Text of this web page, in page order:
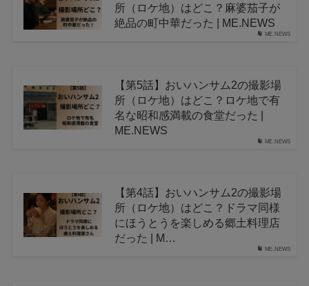
ME.NEWS
所（ロケ地）はどこ？麻婆茄子が
絶品の町中華だった | ME.NEWS
ME.NEWS
【第5話】おいハンサム2の撮影場
所（ロケ地）はどこ？ロケ地で有
名な昭和感満載の食堂だった |
ME.NEWS
ME.NEWS
【第4話】おいハンサム2の撮影場
所（ロケ地）はどこ？ドラマ同様
にほうとうを楽しめる郷土料理店
だった | M…